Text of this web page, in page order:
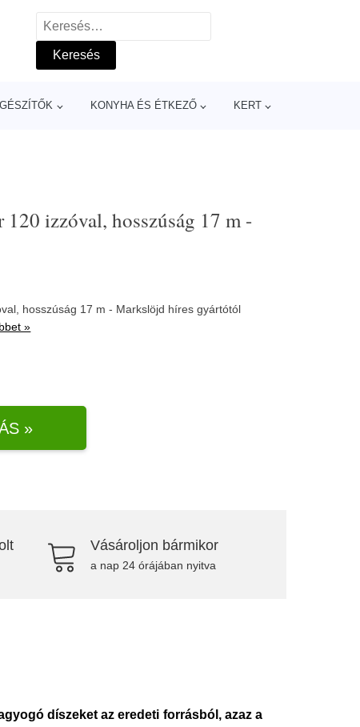
Keresés:
KONYHA ÉS ÉTKEZŐ KERT
izzóval, hosszúság 17 m -
hosszúság 17 m - Markslöjd híres gyártótól
»
»
Vásároljon bármikor
a nap 24 órájában nyitva
díszeket az eredeti forrásból, azaz a